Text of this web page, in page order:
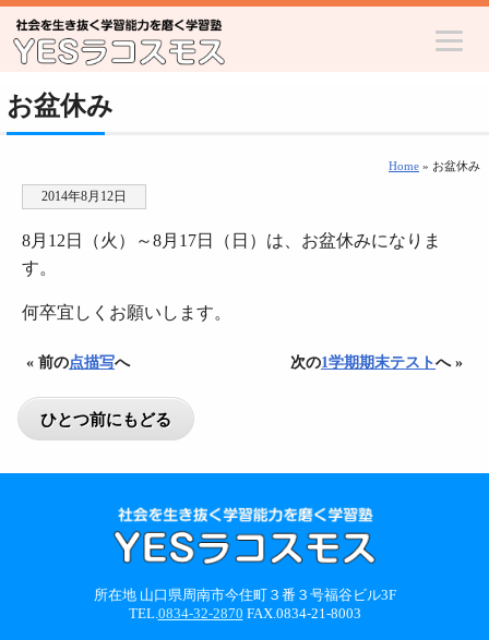
お盆休み
Home » お盆休み
2014年8月12日
8月12日（火）～8月17日（日）は、お盆休みになりま
す。
何卒宜しくお願いします。
« 前の点描写へ 次の1学期期末テストへ »
所在地 山口県周南市今住町３番３号福谷ビル3F
TEL.0834-32-2870 FAX.0834-21-8003